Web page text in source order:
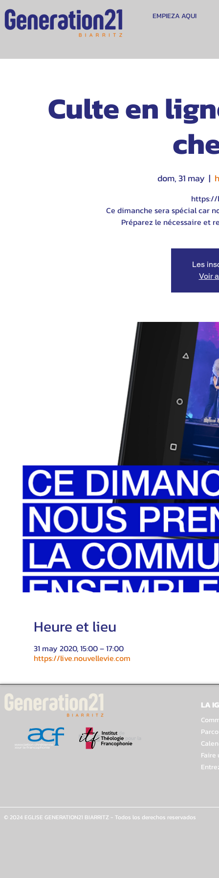
EMPIEZA AQUI
Culte en
dom, 31 may
  |
https://
Ce dimanche sera spécial car
Préparez le nécessaire et
Les
Voir
Heure et lieu
31 may 2020, 15:00 – 17:00
https://live.nouvellevie.com
LA
Faire
© 2024 EGLISE GENERATION21 BIARRITZ - Todos los derechos reservados